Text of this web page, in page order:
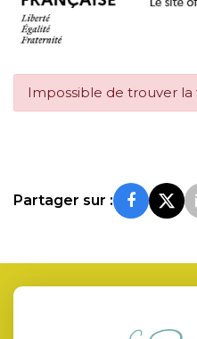
Impossible de trouver la
Partager sur :